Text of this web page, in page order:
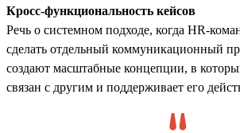
Кросс-функциональность кейсов
Речь о системном подходе, когда HR-
сделать отдельный коммуникационный
создают масштабные концепции, в
связан с другим и поддерживает его